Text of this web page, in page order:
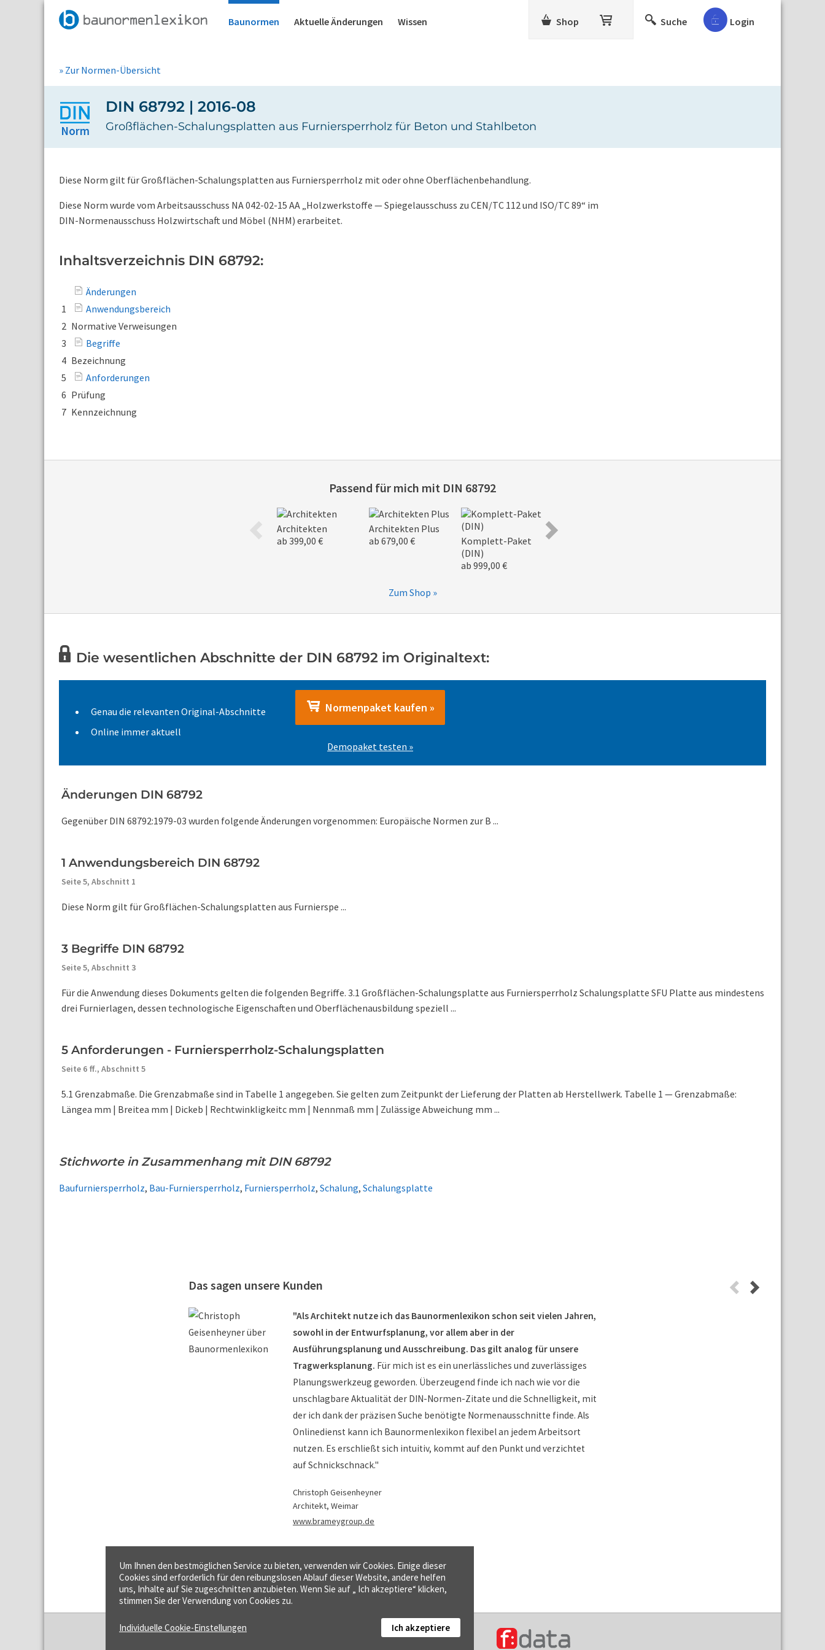
Baunormen Aktuelle Änderungen Wissen Shop Suche Login
» Zur Normen-Übersicht
Norm
DIN 68792 | 2016-08
Großflächen-Schalungsplatten aus Furniersperrholz für Beton und Stahlbeton
Diese Norm gilt für Großflächen-Schalungsplatten aus Furniersperrholz mit oder ohne Oberflächenbehandlung.
Diese Norm wurde vom Arbeitsausschuss NA 042-02-15 AA „Holzwerkstoffe — Spiegelausschuss zu CEN/TC 112 und ISO/TC 89“ im
DIN-Normenausschuss Holzwirtschaft und Möbel (NHM) erarbeitet.
Inhaltsverzeichnis DIN 68792:
Änderungen
1
Anwendungsbereich
2 Normative Verweisungen
3
Begriffe
4 Bezeichnung
5
Anforderungen
6 Prüfung
7 Kennzeichnung
Passend für mich mit DIN 68792
Architekten
ab 399,00 €
Architekten Plus
ab 679,00 €
Komplett-Paket
(DIN)
ab 999,00 €
Zum Shop »
Die wesentlichen Abschnitte der DIN 68792 im Originaltext:
Genau die relevanten Original-Abschnitte
Online immer aktuell
Normenpaket kaufen »
Demopaket testen »
Änderungen DIN 68792
Gegenüber DIN 68792:1979-03 wurden folgende Änderungen vorgenommen: Europäische Normen zur B ...
1 Anwendungsbereich DIN 68792
Seite 5, Abschnitt 1
Diese Norm gilt für Großflächen-Schalungsplatten aus Furnierspe ...
3 Begriffe DIN 68792
Seite 5, Abschnitt 3
Für die Anwendung dieses Dokuments gelten die folgenden Begriffe. 3.1 Großflächen-Schalungsplatte aus Furniersperrholz Schalungsplatte SFU Platte aus mindestens
drei Furnierlagen, dessen technologische Eigenschaften und Oberflächenausbildung speziell ...
5 Anforderungen - Furniersperrholz-Schalungsplatten
Seite 6 ff., Abschnitt 5
5.1 Grenzabmaße. Die Grenzabmaße sind in Tabelle 1 angegeben. Sie gelten zum Zeitpunkt der Lieferung der Platten ab Herstellwerk. Tabelle 1 — Grenzabmaße:
Längea mm | Breitea mm | Dickeb | Rechtwinkligkeitc mm | Nennmaß mm | Zulässige Abweichung mm ...
Stichworte in Zusammenhang mit DIN 68792
Baufurniersperrholz, Bau-Furniersperrholz, Furniersperrholz, Schalung, Schalungsplatte
Das sagen unsere Kunden
"Als Architekt nutze ich das Baunormenlexikon schon seit vielen Jahren,
sowohl in der Entwurfsplanung, vor allem aber in der
Ausführungsplanung und Ausschreibung. Das gilt analog für unsere
Tragwerksplanung. Für mich ist es ein unerlässliches und zuverlässiges
Planungswerkzeug geworden. Überzeugend finde ich nach wie vor die
unschlagbare Aktualität der DIN-Normen-Zitate und die Schnelligkeit, mit
der ich dank der präzisen Suche benötigte Normenausschnitte finde. Als
Onlinedienst kann ich Baunormenlexikon flexibel an jedem Arbeitsort
nutzen. Es erschließt sich intuitiv, kommt auf den Punkt und verzichtet
auf Schnickschnack."
Christoph Geisenheyner
Architekt, Weimar
www.brameygroup.de
f:data GmbH
Kontakt
Um Ihnen den bestmöglichen Service zu bieten, verwenden wir Cookies. Einige dieser
Cookies sind erforderlich für den reibungslosen Ablauf dieser Website, andere helfen
uns, Inhalte auf Sie zugeschnitten anzubieten. Wenn Sie auf „ Ich akzeptiere“ klicken,
stimmen Sie der Verwendung von Cookies zu.
Individuelle Cookie-Einstellungen Ich akzeptiere